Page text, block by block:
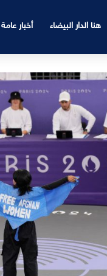
هنا الدار البيضاء أخبار عامة